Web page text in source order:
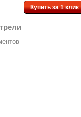
Купить за 1 клик